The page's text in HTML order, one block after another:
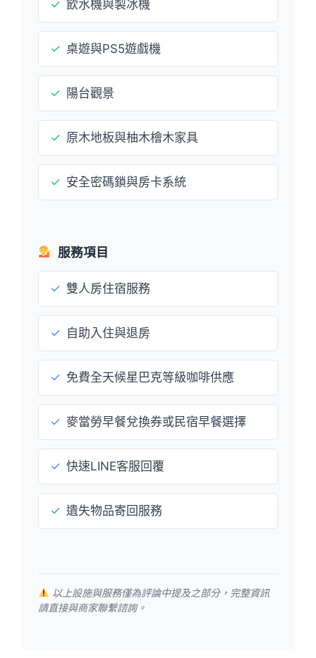
✓ 飲水機與製冰機
✓ 桌遊與PS5遊戲機
✓ 陽台觀景
✓ 原木地板與柚木檜木家具
✓ 安全密碼鎖與房卡系統
服務項目
✓ 雙人房住宿服務
✓ 自助入住與退房
✓ 免費全天候星巴克等級咖啡供應
✓ 麥當勞早餐兌換券或民宿早餐選擇
✓ 快速LINE客服回覆
✓ 遺失物品寄回服務
以上設施與服務僅為評論中提及之部分，完整資訊
請直接與商家聯繫諮詢。